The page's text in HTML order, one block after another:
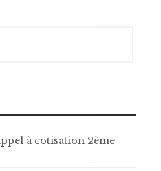
à cotisation 2ème